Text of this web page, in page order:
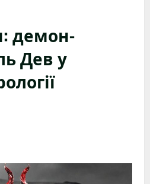
демон-
Дев у